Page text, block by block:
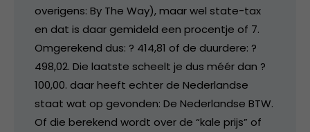
overigens: By The Way), maar wel state-tax
en dat is daar gemideld een procentje of 7.
Omgerekend dus: ? 414,81 of de duurdere: ?
498,02. Die laatste scheelt je dus méér dan ?
100,00. daar heeft echter de Nederlandse
staat wat op gevonden: De Nederlandse BTW.
Of die berekend wordt over de “kale prijs” of